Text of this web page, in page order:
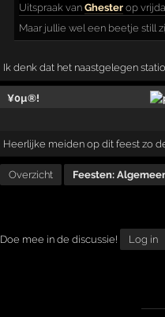
Uitspraak vanGhester op
Maar jullie wel een beetje still
Ik denk dat het naastgelegen
¥0µ®!
Heerlijke meiden op dit feest zo
Overzicht Feesten:
Doe mee in de discussie! Log in